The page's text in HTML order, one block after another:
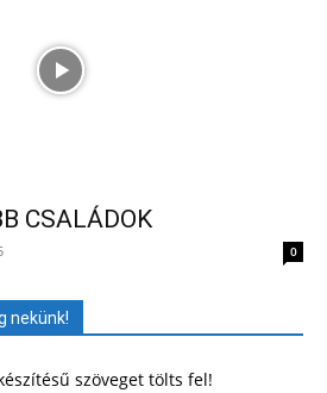
CSALÁDOK
0
nekünk!
szöveget tölts fel!